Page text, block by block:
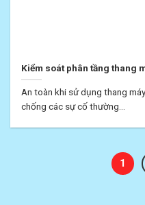
Kiểm soát phân tầng thang
An toàn khi sử dụng thang
chống các sự cố thường...
1